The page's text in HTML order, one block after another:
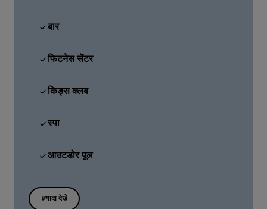
बार
फिटनेस सेंटर
किड्स क्लब
स्पा
आउटडोर पूल
ज़्यादा देखें